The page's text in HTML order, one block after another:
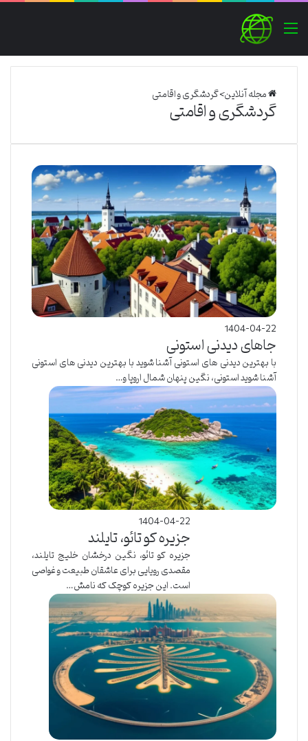
منو
مجله آنلاین>گردشگری و اقامتی
گردشگری و اقامتی
1404-04-22
جاهای دیدنی استونی
با بهترین دیدنی های استونی آشنا شوید با بهترین دیدنی های استونی
آشنا شوید استونی، نگین پنهان شمال اروپا و…
1404-04-22
جزیره کو تائو، تایلند
جزیره کو تائو، نگین درخشان خلیج تایلند،
مقصدی رویایی برای عاشقان طبیعت و غواصی
است. این جزیره کوچک که نامش…